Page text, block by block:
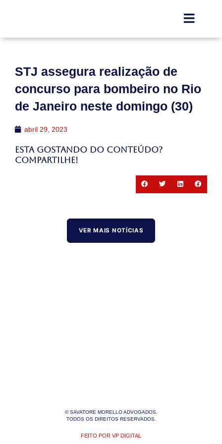
STJ assegura realização de
concurso para bombeiro no Rio
de Janeiro neste domingo (30)
abril 29, 2023
Esta gostando do conteúdo?
Compartilhe!
VER MAIS NOTÍCIAS
© SAVATORE MORELLO ADVOGADOS.
TODOS OS DIREITOS RESERVADOS.
FEITO POR VP DIGITAL